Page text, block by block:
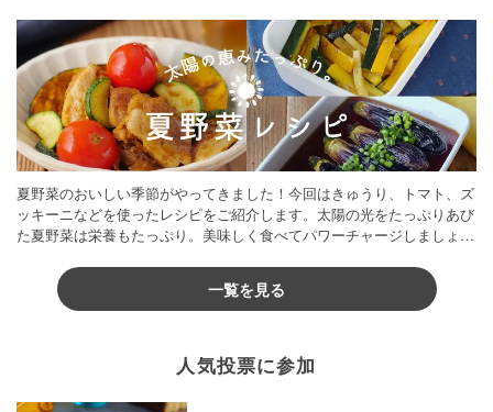
夏野菜のおいしい季節がやってきました！今回はきゅうり、トマト、ズ
ッキーニなどを使ったレシピをご紹介します。太陽の光をたっぷりあび
た夏野菜は栄養もたっぷり。美味しく食べてパワーチャージしましょう
一覧を見る
人気投票に参加